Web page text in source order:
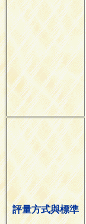
評量方式與標準